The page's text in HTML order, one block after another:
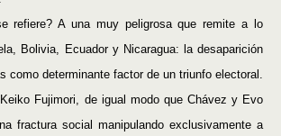
refiere? A una muy peligrosa que remite a lo
Bolivia, Ecuador y Nicaragua: la desaparición
como determinante factor de un triunfo electoral.
Fujimori, de igual modo que Chávez y Evo
fractura social manipulando exclusivamente a